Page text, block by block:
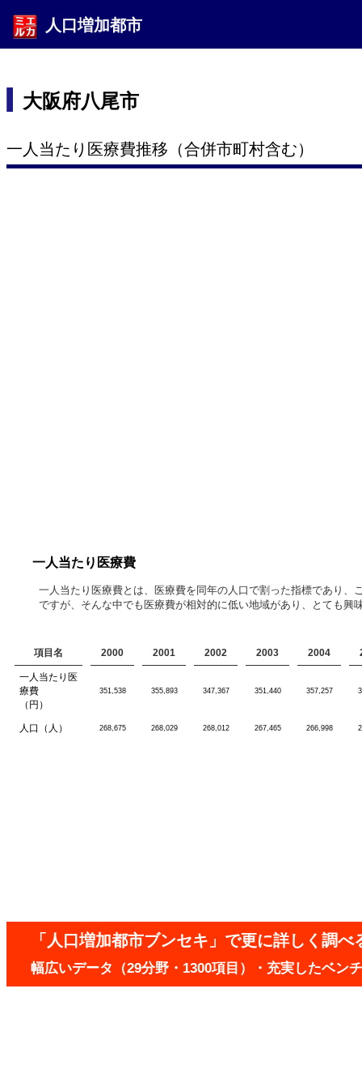
人口増加都市
大阪府八尾市
一人当たり医療費推移（合併市町村含む）
一人当たり医療費
一人当たり医療費とは、医療費を同年の人口で割った指標であり
ですが、そんな中でも医療費が相対的に低い地域があり、とても
項目名 2000 2001 2002 2003 2004
一人当たり医
療費
（円）
351,538 355,893 347,367 351,440 357,257
人口（人） 268,675 268,029 268,012 267,465 266,998
「人口増加都市ブンセキ」で更に詳しく調べ
幅広いデータ（29分野・1300項目）・充実したベン